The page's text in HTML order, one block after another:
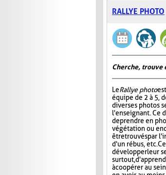
RALLYE PHOTO
Cherche, trouve
LeRallye photo
équipe de 2 à 5,
diverses photos
l'enseignant. Ce
de prendre en
végétation ou
être trouvés par
d'un rébus, etc.
développer leur
surtout,
à coopérer au